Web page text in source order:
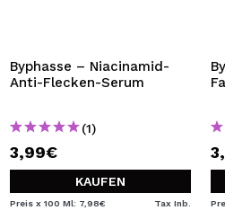
Byphasse – Niacinamid-
Anti-Flecken-Serum
(1)
3,99€
KAUFEN
Preis x 100 Ml: 7,98€ Tax Inb.